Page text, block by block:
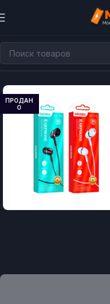
Главная
ПРОДАН
О